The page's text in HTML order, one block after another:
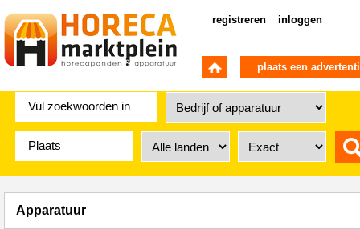
registreren inloggen
plaats een
Apparatuur